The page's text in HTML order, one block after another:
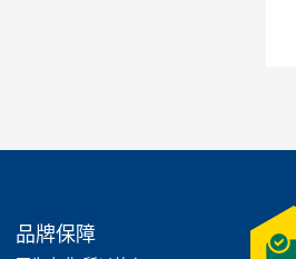
品牌保障